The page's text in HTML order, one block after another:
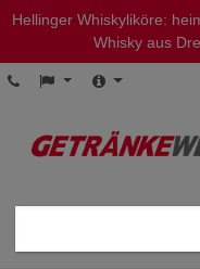
Hellinger Whiskyliköre:
Whisky aus